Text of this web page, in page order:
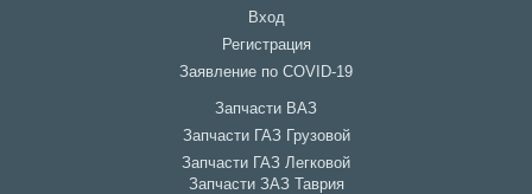
Вход
Регистрация
Заявление по COVID-19
Запчасти ВАЗ
Запчасти ГАЗ Грузовой
Запчасти ГАЗ Легковой
Запчасти ЗАЗ Таврия